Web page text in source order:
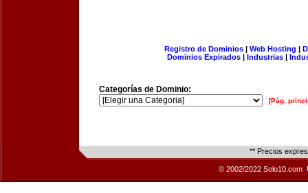
Registro de Dominios| Web Hosting |
Dominios Expirados | Industrias |
Categorías de Dominio:
[Pág.
** Precios
© 2002/2022 Solo10.com